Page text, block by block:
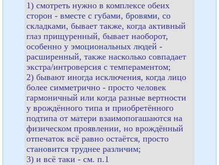
1) смотреть нужно в комплексе обеих
сторон - вместе с губами, бровями, со
складками, бывает также, когда активный
глаз прищуренный, бывает наоборот,
особенно у эмоциональных людей -
расширенный, также насколько совпадает
экстра/интроверсия с темпераментом;
2) бывают иногда исключения, когда лицо
более симметрично - просто человек
гармоничный или когда разные вертности
у врождённого типа и приобретённого
подтипа от матери взаимопогашаются на
физическом проявлении, но врождённый
отпечаток всё равно остаётся, просто
становится труднее различим;
3) и всё таки - см. п.1